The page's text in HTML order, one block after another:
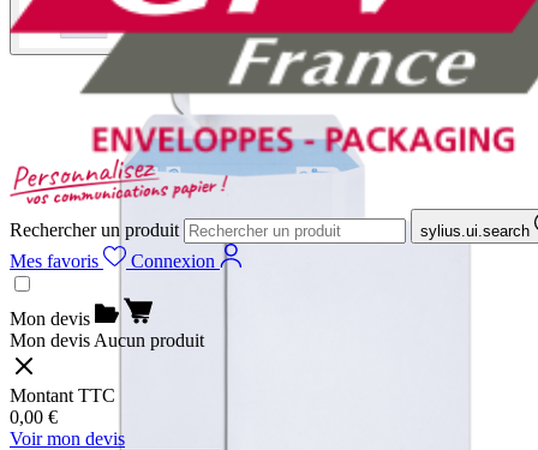
Rechercher un produit sylius.ui.search
Mes favoris Connexion
Mon devis
Mon devis Aucun produit
Montant TTC
0,00 €
Voir mon devis